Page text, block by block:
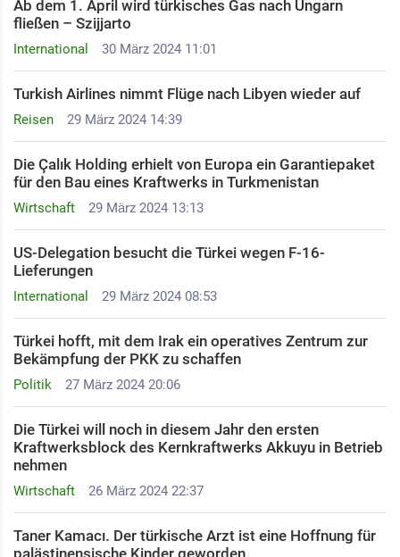
International 30 März 2024 11:01
Ab dem 1. April wird türkisches Gas nach Ungarn
fließen – Szijjarto
Reisen 29 März 2024 14:39
Turkish Airlines nimmt Flüge nach Libyen wieder auf
Wirtschaft 29 März 2024 13:13
Die Çalık Holding erhielt von Europa ein Garantiepaket
für den Bau eines Kraftwerks in Turkmenistan
International 29 März 2024 08:53
US-Delegation besucht die Türkei wegen F-16-
Lieferungen
Politik 27 März 2024 20:06
Türkei hofft, mit dem Irak ein operatives Zentrum zur
Bekämpfung der PKK zu schaffen
Wirtschaft 26 März 2024 22:37
Die Türkei will noch in diesem Jahr den ersten
Kraftwerksblock des Kernkraftwerks Akkuyu in Betrieb
nehmen
Taner Kamacı. Der türkische Arzt ist eine Hoffnung für
palästinensische Kinder geworden